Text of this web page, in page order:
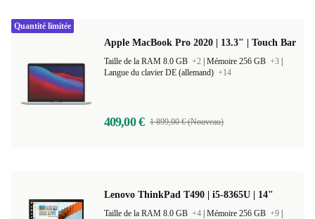
Apple MacBook Pro 2020 | 13.3" | Touch Bar
Taille de la RAM 8.0 GB +2 Mémoire 256 GB +3
Langue du clavier DE (allemand) +14
409,00 € 1 899,00 € (Nouveau)
Quantité limitée
Lenovo ThinkPad T490 | i5-8365U | 14"
Taille de la RAM 8.0 GB +4 Mémoire 256 GB +9